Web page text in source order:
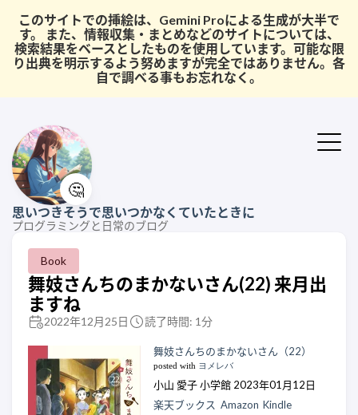
このサイトでの挿絵は、Gemini Proによる生成が大半で
す。 また、情報収集・まとめなどのサイトについては、
検索結果をベースとしたものを使用しています。可能な限
り出典を明示するよう努めますが完全ではありません。各
自で調べる事もお忘れなく。
🤔
思いつきそうで思いつかなくていたときに
プログラミングと日常のブログ
Book
舞妓さんちのまかないさん(22) 来月出
ますね
2022年12月25日 読了時間: 1分
舞妓さんちのまかないさん（22）
posted with ヨメレバ
小山 愛子 小学館 2023年01月12日
楽天ブックス Amazon Kindle